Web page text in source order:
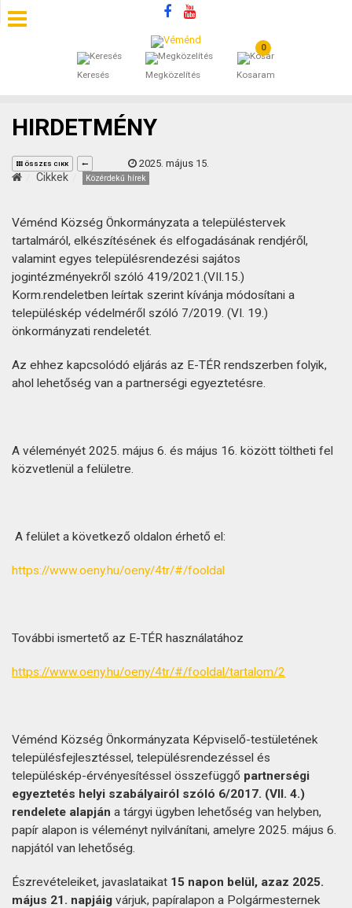
Keresés Megközelítés
0
Kosaram
SZÁLLÁSOK
ÁLTALÁNOS SZERZŐDÉSI FELTÉTELEK
KINCSES BARANYA VÉMÉND
KAPCSOLAT
HIRDETMÉNY
ÖSSZES CIKK 2025. május 15.
Cikkek Közérdekű hírek
Véménd Község Önkormányzata a településtervek
tartalmáról, elkészítésének és elfogadásának rendjéről,
valamint egyes településrendezési sajátos
jogintézményekről szóló 419/2021.(VII.15.)
Korm.rendeletben leírtak szerint kívánja módosítani a
településkép védelméről szóló 7/2019. (VI. 19.)
önkormányzati rendeletét.
Az ehhez kapcsolódó eljárás az E-TÉR rendszerben folyik,
ahol lehetőség van a partnerségi egyeztetésre.
A véleményét 2025. május 6. és május 16. között töltheti fel
közvetlenül a felületre.
A felület a következő oldalon érhető el:
https://www.oeny.hu/oeny/4tr/#/fooldal
További ismertető az E-TÉR használatához
https://www.oeny.hu/oeny/4tr/#/fooldal/tartalom/2
Véménd Község Önkormányzata Képviselő-testületének
településfejlesztéssel, településrendezéssel és
településkép-érvényesítéssel összefüggő partnerségi
egyeztetés helyi szabályairól szóló 6/2017. (VII. 4.)
rendelete alapján a tárgyi ügyben lehetőség van helyben,
papír alapon is véleményt nyilvánítani, amelyre 2025. május 6.
napjától van lehetőség.
Észrevételeiket, javaslataikat 15 napon belül, azaz 2025.
május 21. napjáig várjuk, papíralapon a Polgármesternek